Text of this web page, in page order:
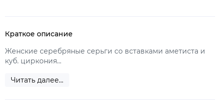
Краткое описание
Женские серебряные серьги со вставками аметиста и
куб. циркония...
Читать далее...